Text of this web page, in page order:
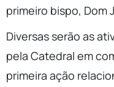
primeiro bispo, Dom
Diversas serão as
pela Catedral em
primeira ação